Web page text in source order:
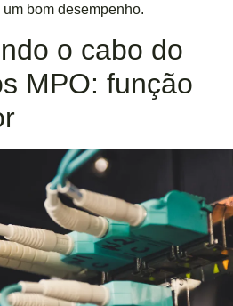
bom desempenho.
o cabo do
MPO: função